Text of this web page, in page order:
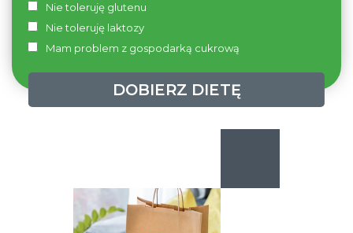
Nie toleruję glutenu
Nie toleruję laktozy
Mam problem z gospodarką cukrową
DOBIERZ DIETĘ